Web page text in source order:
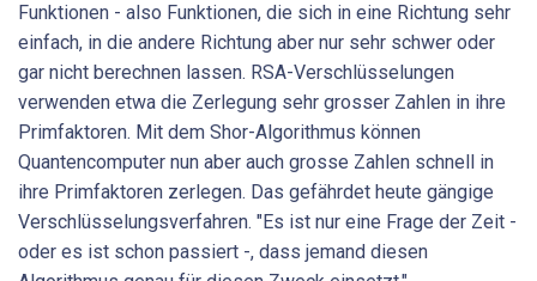
Funktionen - also Funktionen, die sich in eine Richtung sehr
einfach, in die andere Richtung aber nur sehr schwer oder
gar nicht berechnen lassen. RSA-Verschlüsselungen
verwenden etwa die Zerlegung sehr grosser Zahlen in ihre
Primfaktoren. Mit dem Shor-Algorithmus können
Quantencomputer nun aber auch grosse Zahlen schnell in
ihre Primfaktoren zerlegen. Das gefährdet heute gängige
Verschlüsselungsverfahren. "Es ist nur eine Frage der Zeit -
oder es ist schon passiert -, dass jemand diesen